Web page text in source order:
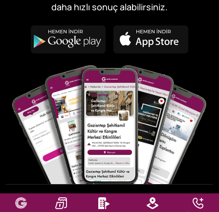
daha hızlı sonuç alabilirsiniz.
© 2026 GBB Bilişim Hizmetmetleri A.Ş. , Tüm Hakları Saklıdır